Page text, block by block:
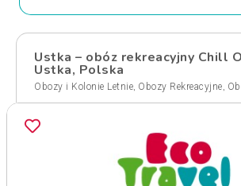
Ustka – obóz rekreacyjny Chill
Ustka, Polska
Obozy i Kolonie Letnie, Obozy Rekreacyjne,